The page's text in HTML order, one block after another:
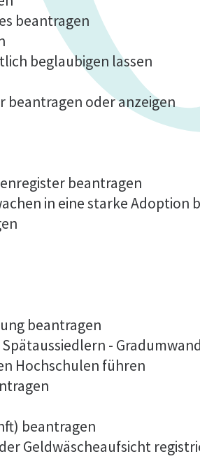
beantragen
beglaubigen lassen
beantragen oder anzeigen
beantragen
in eine starke Adoption
beantragen
-
Hochschulen führen
beantragen
Geldwäscheaufsicht